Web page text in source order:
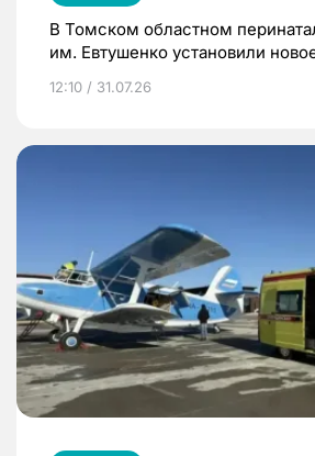
В Томском областном
им. Евтушенко установили
12:10 / 31.07.26